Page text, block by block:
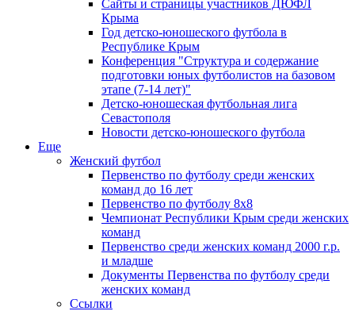
Сайты и страницы участников ДЮФЛ
Крыма
Год детско-юношеского футбола в
Республике Крым
Конференция "Структура и содержание
подготовки юных футболистов на базовом
этапе (7-14 лет)"
Детско-юношеская футбольная лига
Севастополя
Новости детско-юношеского футбола
Еще
Женский футбол
Первенство по футболу среди женских
команд до 16 лет
Первенство по футболу 8х8
Чемпионат Республики Крым среди женских
команд
Первенство среди женских команд 2000 г.р.
и младше
Документы Первенства по футболу среди
женских команд
Ссылки